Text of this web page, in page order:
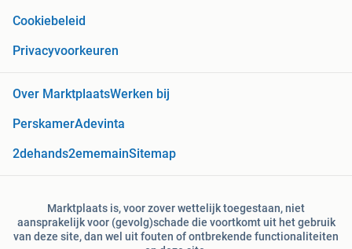
Cookiebeleid
Privacyvoorkeuren
Over MarktplaatsWerken bij
PerskamerAdevinta
2dehands2ememainSitemap
Marktplaats is, voor zover wettelijk toegestaan, niet
aansprakelijk voor (gevolg)schade die voortkomt uit het gebruik
van deze site, dan wel uit fouten of ontbrekende functionaliteiten